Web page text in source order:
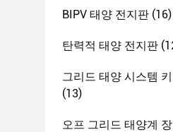
BIPV 태양 전지판 (16)
탄력적 태양 전지판
그리드 태양 시스템
(13)
오프 그리드 태양계